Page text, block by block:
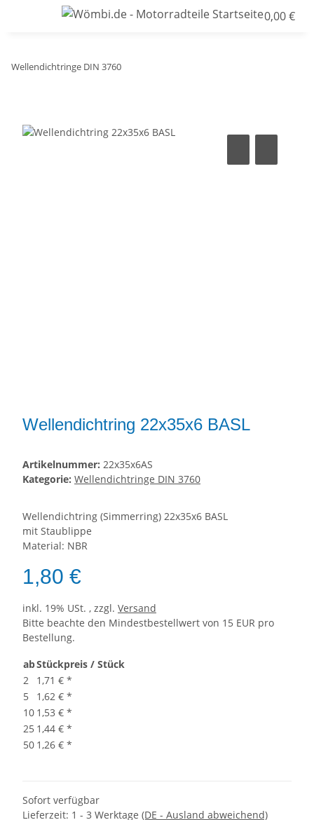
0,00 €
Wellendichtringe DIN 3760
Wellendichtring 22x35x6 BASL
Artikelnummer: 22x35x6AS
Kategorie: Wellendichtringe DIN 3760
Wellendichtring (Simmerring) 22x35x6 BASL
mit Staublippe
Material: NBR
1,80 €
inkl. 19% USt. , zzgl. Versand
Bitte beachte den Mindestbestellwert von 15 EUR pro
Bestellung.
abStückpreis / Stück
2
1,71 € *
5
1,62 € *
10 1,53 € *
25 1,44 € *
50 1,26 € *
Sofort verfügbar
Lieferzeit: 1 - 3 Werktage (DE - Ausland abweichend)